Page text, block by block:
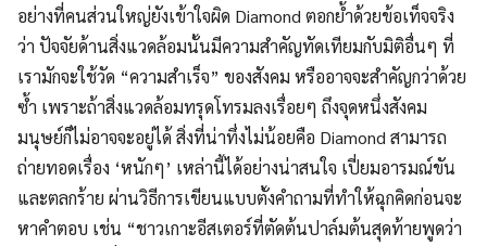
อย่างที่คนส่วนใหญ่ยังเข้าใจผิด Diamond ตอกย้ำด้วยข้อเท็จจริง
ว่า ปัจจัยด้านสิ่งแวดล้อมนั้นมีความสำคัญทัดเทียมกับมิติอื่นๆ ที่
เรามักจะใช้วัด “ความสำเร็จ” ของสังคม หรืออาจจะสำคัญกว่าด้วย
ซ้ำ เพราะถ้าสิ่งแวดล้อมทรุดโทรมลงเรื่อยๆ ถึงจุดหนึ่งสังคม
มนุษย์ก็ไม่อาจจะอยู่ได้ สิ่งที่น่าทึ่งไม่น้อยคือ Diamond สามารถ
ถ่ายทอดเรื่อง ‘หนักๆ’ เหล่านี้ได้อย่างน่าสนใจ เปี่ยมอารมณ์ขัน
และตลกร้าย ผ่านวิธีการเขียนแบบตั้งคำถามที่ทำให้ฉุกคิดก่อนจะ
หาคำตอบ เช่น “ชาวเกาะอีสเตอร์ที่ตัดต้นปาล์มต้นสุดท้ายพูดว่า